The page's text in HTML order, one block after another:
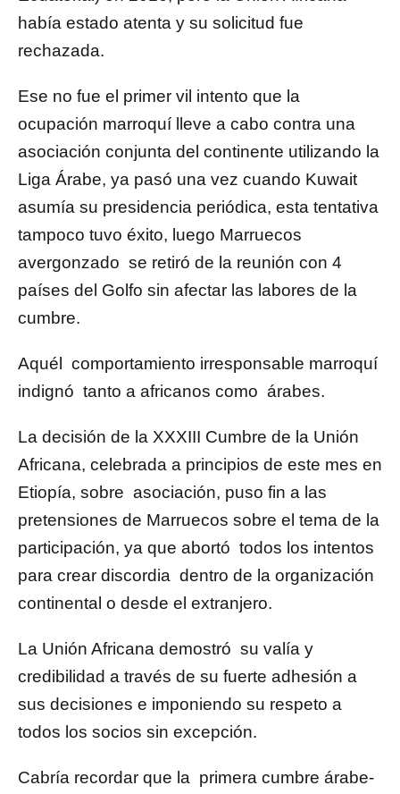
había estado atenta y su solicitud fue
rechazada.
Ese no fue el primer vil intento que la
ocupación marroquí lleve a cabo contra una
asociación conjunta del continente utilizando la
Liga Árabe, ya pasó una vez cuando Kuwait
asumía su presidencia periódica, esta tentativa
tampoco tuvo éxito, luego Marruecos
avergonzado se retiró de la reunión con 4
países del Golfo sin afectar las labores de la
cumbre.
Aquél comportamiento irresponsable marroquí
indignó tanto a africanos como árabes.
La decisión de la XXXIII Cumbre de la Unión
Africana, celebrada a principios de este mes en
Etiopía, sobre asociación, puso fin a las
pretensiones de Marruecos sobre el tema de la
participación, ya que abortó todos los intentos
para crear discordia dentro de la organización
continental o desde el extranjero.
La Unión Africana demostró su valía y
credibilidad a través de su fuerte adhesión a
sus decisiones e imponiendo su respeto a
todos los socios sin excepción.
Cabría recordar que la primera cumbre árabe-